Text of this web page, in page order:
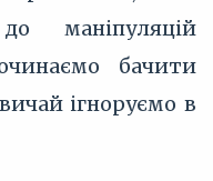
маніпуляцій
бачити
ігноруємо в